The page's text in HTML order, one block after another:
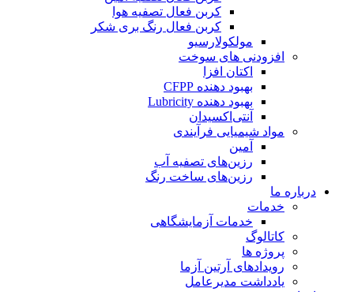
کربن فعال تصفیه هوا
کربن فعال رنگ بری شکر
مولکولارسیو
افزودنی های سوخت
اکتان افزا
بهبود دهنده CFPP
بهبود دهنده Lubricity
آنتی‌اکسیدان
مواد شیمیایی فرآیندی
آمین
رزین‌های تصفیه آب
رزین‌های ساخت رنگ
درباره ما
خدمات
خدمات آزمایشگاهی
کاتالوگ
پروژه ها
رویدادهای آرتین آزما
یادداشت مدیرعامل